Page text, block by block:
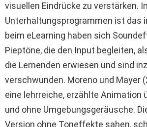
visuellen Eindrücke zu verstärken.
Unterhaltungsprogrammen ist das
beim eLearning haben sich
Pieptöne, die den Input begleiten,
die Lernenden erwiesen und sind
verschwunden. Moreno und Mayer
eine lehrreiche, erzählte Animation
und ohne Umgebungsgeräusche.
Version ohne Toneffekte sahen,